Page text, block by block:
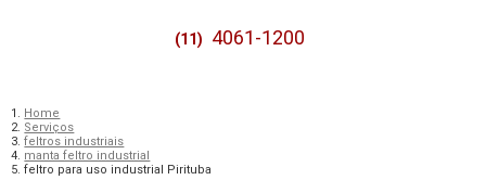
(11) 4061-1200
Home
Serviços
feltros industriais
manta feltro industrial
feltro para uso industrial Pirituba